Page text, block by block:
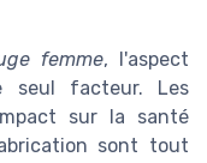
femme, l'aspect
seul facteur. Les
sur la santé
sont tout